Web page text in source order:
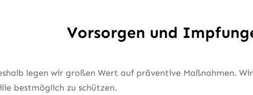
Vorsorgen und
legen wir großen Wert auf präventive Maßnahmen.
bestmöglich zu schützen.